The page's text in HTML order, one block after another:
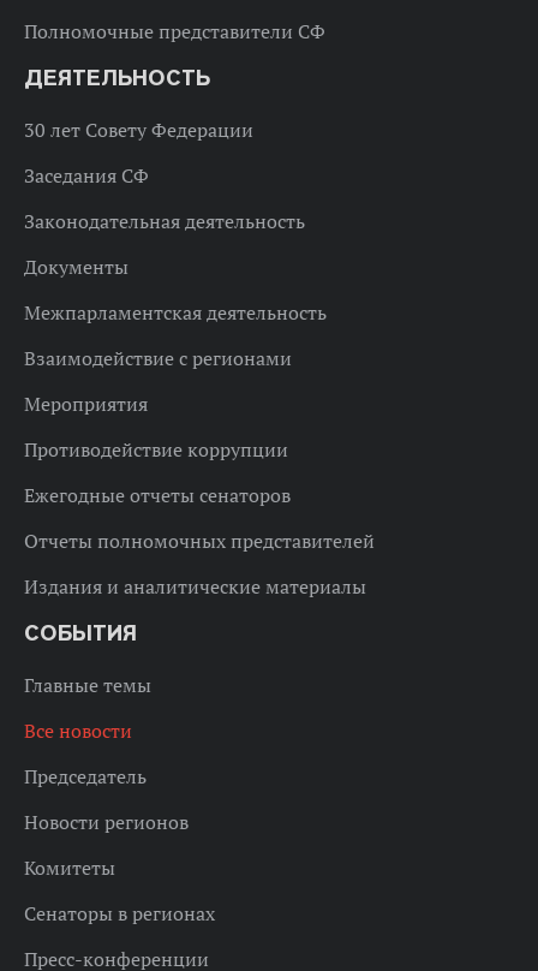
Полномочные представители СФ
ДЕЯТЕЛЬНОСТЬ
30 лет Совету Федерации
Заседания СФ
Законодательная деятельность
Документы
Межпарламентская деятельность
Взаимодействие с регионами
Мероприятия
Противодействие коррупции
Ежегодные отчеты сенаторов
Отчеты полномочных представителей
Издания и аналитические материалы
СОБЫТИЯ
Главные темы
Все новости
Председатель
Новости регионов
Комитеты
Сенаторы в регионах
Пресс-конференции